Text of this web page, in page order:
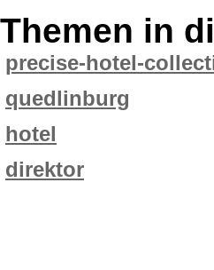
Themen in
precise-hotel-
quedlinburg
hotel
direktor